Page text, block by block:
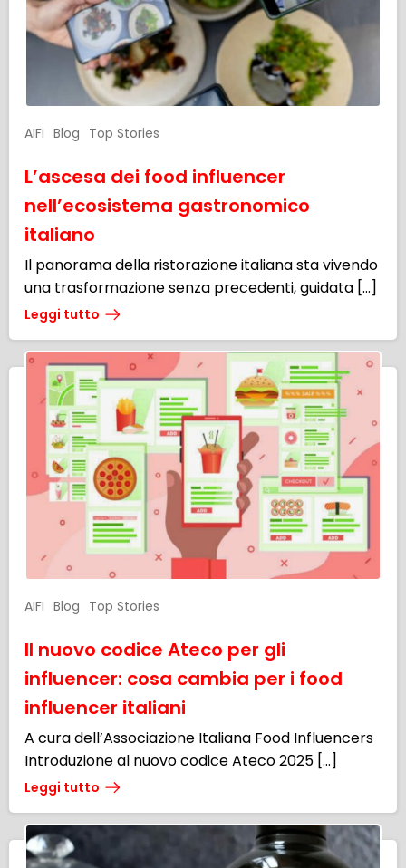
AIFI Blog Top Stories
L’ascesa dei food influencer
nell’ecosistema gastronomico
italiano
Il panorama della ristorazione italiana sta vivendo
una trasformazione senza precedenti, guidata […]
Leggi tutto
AIFI Blog Top Stories
Il nuovo codice Ateco per gli
influencer: cosa cambia per i food
influencer italiani
A cura dell’Associazione Italiana Food Influencers
Introduzione al nuovo codice Ateco 2025 […]
Leggi tutto